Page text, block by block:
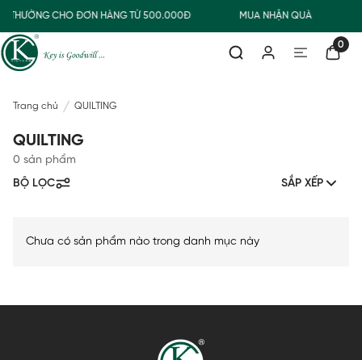
THƯỜNG CHO ĐƠN HÀNG TỪ 500.000Đ MUA NHẬN QUÀ
0
Trang chủ QUILTING
QUILTING
0 sản phẩm
BỘ LỌC
SẮP XẾP
Chưa có sản phẩm nào trong danh mục này